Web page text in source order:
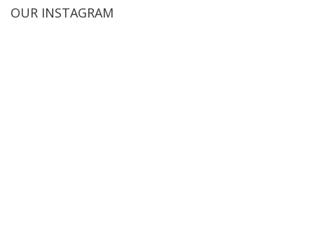
OUR INSTAGRAM